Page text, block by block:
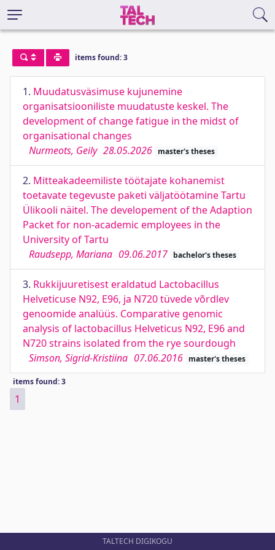
items found: 3
1. Muudatusväsimuse kujunemine
organisatsiooniliste muudatuste keskel. The
development of change fatigue in the midst of
organisational changes
Nurmeots, Geily 28.05.2026 master's theses
2. Mitteakadeemiliste töötajate kohanemist
toetavate tegevuste paketi väljatöötamine Tartu
Ülikooli näitel. The developement of the Adaption
Packet for non-academic employees in the
University of Tartu
Raudsepp, Mariana 09.06.2017 bachelor's theses
3. Rukkijuuretisest eraldatud Lactobacillus
Helveticuse N92, E96, ja N720 tüvede võrdlev
genoomide analüüs. Comparative genomic
analysis of lactobacillus Helveticus N92, E96 and
N720 strains isolated from the rye sourdough
Simson, Sigrid-Kristiina 07.06.2016 master's theses
items found: 3
1
TALTECH DIGIKOGU